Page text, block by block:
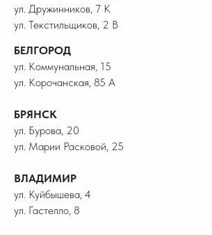
ул. Дружинников, 7 К
ул. Текстильщиков, 2 В
БЕЛГОРОД
ул. Коммунальная, 15
ул. Корочанская, 85 А
БРЯНСК
ул. Бурова, 20
ул. Марии Расковой, 25
ВЛАДИМИР
ул. Куйбышева, 4
ул. Гастелло, 8